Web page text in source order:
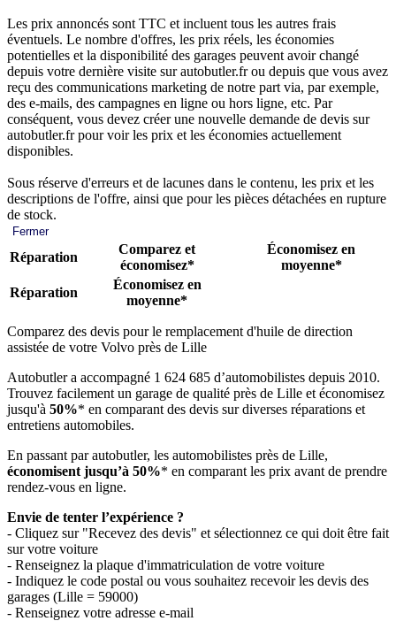
Les prix annoncés sont TTC et incluent tous les autres frais
éventuels. Le nombre d'offres, les prix réels, les économies
potentielles et la disponibilité des garages peuvent avoir changé
depuis votre dernière visite sur autobutler.fr ou depuis que vous avez
reçu des communications marketing de notre part via, par exemple,
des e-mails, des campagnes en ligne ou hors ligne, etc. Par
conséquent, vous devez créer une nouvelle demande de devis sur
autobutler.fr pour voir les prix et les économies actuellement
disponibles.
Sous réserve d'erreurs et de lacunes dans le contenu, les prix et les
descriptions de l'offre, ainsi que pour les pièces détachées en rupture
de stock.
Fermer
Réparation
Comparez et
économisez*
Économisez en
moyenne*
Réparation
Économisez en
moyenne*
Comparez des devis pour le remplacement d'huile de direction
assistée de votre Volvo près de Lille
Autobutler a accompagné 1 624 685 d’automobilistes depuis 2010.
Trouvez facilement un garage de qualité près de Lille et économisez
jusqu'à 50%* en comparant des devis sur diverses réparations et
entretiens automobiles.
En passant par autobutler, les automobilistes près de Lille,
économisent jusqu’à 50%* en comparant les prix avant de prendre
rendez-vous en ligne.
Envie de tenter l’expérience ?
- Cliquez sur "Recevez des devis" et sélectionnez ce qui doit être fait
sur votre voiture
- Renseignez la plaque d'immatriculation de votre voiture
- Indiquez le code postal ou vous souhaitez recevoir les devis des
garages (Lille = 59000)
- Renseignez votre adresse e-mail